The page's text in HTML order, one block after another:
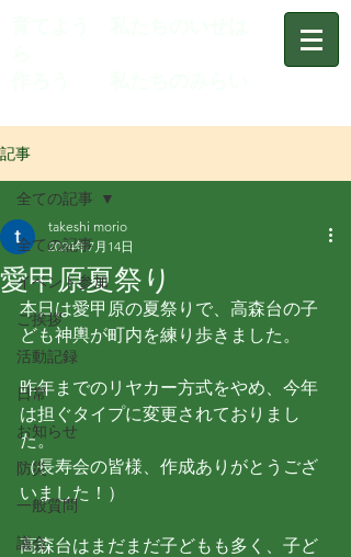
記事
全ての記事
イベント参加
ご挨拶
活動記録
日常
お知らせ
防災
一般質問
議会
全ての記事
愛甲原夏祭り
takeshi morio
2024年7月14日
本日は愛甲原の夏祭りで、高森台の子
ども神輿が町内を練り歩きました。
昨年までのリヤカー方式をやめ、今年
は担ぐタイプに変更されておりまし
た。
（長寿会の皆様、作成ありがとうござ
いました！）
高森台はまだまだ子どもも多く、子ど